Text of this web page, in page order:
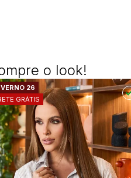
o look!
GRÁTIS
26